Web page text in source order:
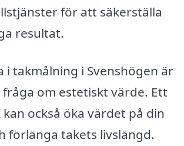
för att säkerställa
resultat.
i takmålning i Svenshögen är
om estetiskt värde. Ett
också öka värdet på din
förlänga takets livslängd.